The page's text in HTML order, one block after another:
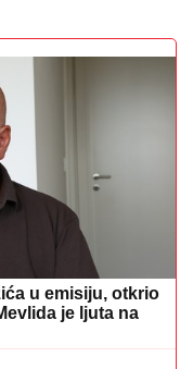
u emisiju, otkrio
je ljuta na